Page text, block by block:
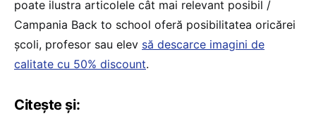
poate ilustra articolele cât mai relevant posibil /
Campania Back to school oferă posibilitatea oricărei
școli, profesor sau elev să descarce imagini de
calitate cu 50% discount.
Citește și: